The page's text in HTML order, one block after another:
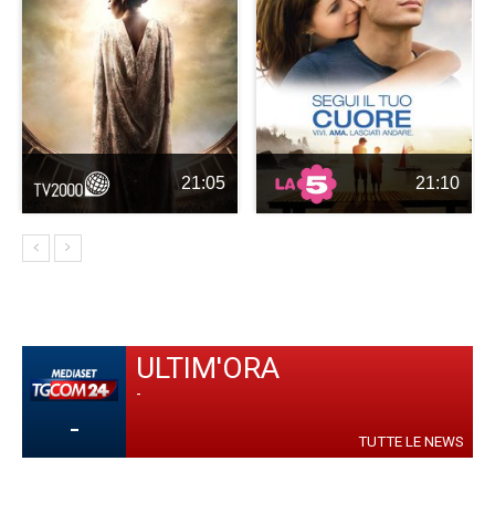
21:05 21:10
-
ULTIM'ORA
-
TUTTE LE NEWS